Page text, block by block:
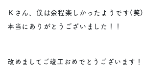
Ｋさん、僕は余程楽しかったようです(笑)
本当にありがとうございました！！
改めましてご竣工おめでとうございます！